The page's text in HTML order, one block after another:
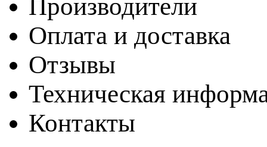
Производители
Оплата и доставка
Отзывы
Техническая
Контакты